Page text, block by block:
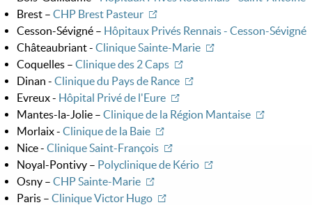
Brest – CHP Brest Pasteur
Cesson-Sévigné – Hôpitaux Privés Rennais - Cesson-Sévigné
Châteaubriant - Clinique Sainte-Marie
Coquelles – Clinique des 2 Caps
Dinan - Clinique du Pays de Rance
Evreux - Hôpital Privé de l'Eure
Mantes-la-Jolie – Clinique de la Région Mantaise
Morlaix - Clinique de la Baie
Nice - Clinique Saint-François
Noyal-Pontivy – Polyclinique de Kério
Osny – CHP Sainte-Marie
Paris – Clinique Victor Hugo